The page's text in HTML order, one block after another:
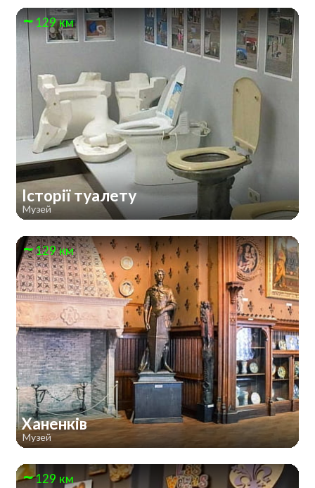
129 км
Історії туалету
Музей
129 км
Ханенків
Музей
129 км